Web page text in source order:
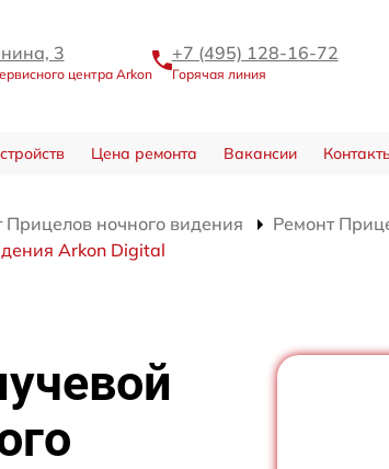
3
центра Arkon
+7 (495) 128-16-72
Горячая линия
Цена ремонта Вакансии
Прицелов ночного видения
Ремонт
Arkon Digital